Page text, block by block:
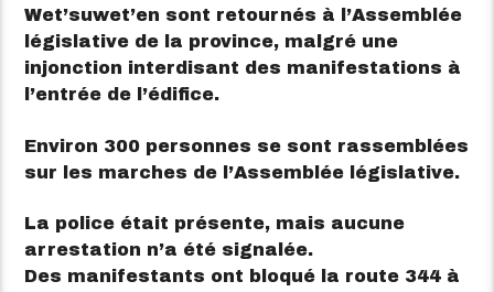
Wet’suwet’en sont retournés à l’Assemblée
législative de la province, malgré une
injonction interdisant des manifestations à
l’entrée de l’édifice.
Environ 300 personnes se sont rassemblées
sur les marches de l’Assemblée législative.
La police était présente, mais aucune
arrestation n’a été signalée.
Des manifestants ont bloqué la route 344 à